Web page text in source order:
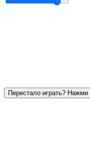
Перестало играть?